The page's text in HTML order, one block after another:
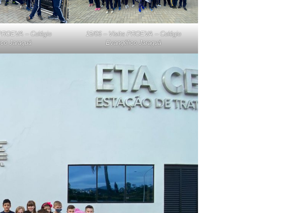
– Colégio
Jaraguá
15/06 – Visita PROEVA – Colégio
Evangélico Jaraguá